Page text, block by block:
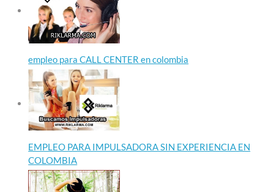
empleo para CALL CENTER en colombia
EMPLEO PARA IMPULSADORA SIN EXPERIENCIA EN
COLOMBIA